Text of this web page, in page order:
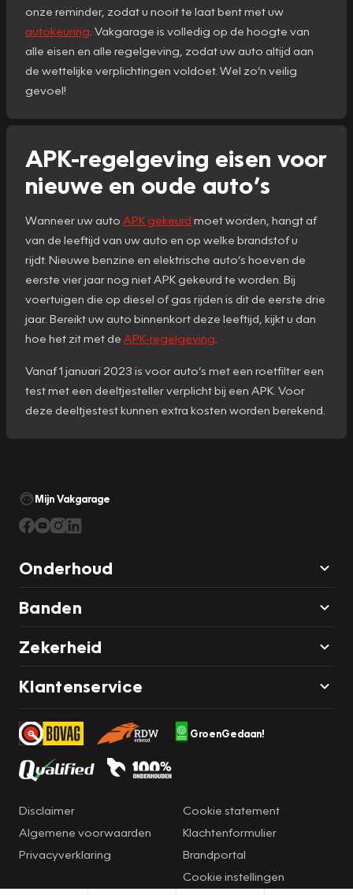
onze reminder, zodat u nooit te laat bent met uw
autokeuring . Vakgarage is volledig op de hoogte van
alle eisen en alle regelgeving, zodat uw auto altijd aan
de wettelijke verplichtingen voldoet. Wel zo’n veilig
gevoel!
APK-regelgeving eisen voor
nieuwe en oude auto’s
Wanneer uw auto APK gekeurd moet worden, hangt af
van de leeftijd van uw auto en op welke brandstof u
rijdt. Nieuwe benzine en elektrische auto’s hoeven de
eerste vier jaar nog niet APK gekeurd te worden. Bij
voertuigen die op diesel of gas rijden is dit de eerste drie
jaar. Bereikt uw auto binnenkort deze leeftijd, kijkt u dan
hoe het zit met de APK-regelgeving
Vanaf 1 januari 2023 is voor auto’s met een roetfilter een
test met een deeltjesteller verplicht bij een APK. Voor
deze deeltjestest kunnen extra kosten worden berekend.
Mijn Vakgarage
Onderhoud
Banden
Zekerheid
Klantenservice
GroenGedaan!
Disclaimer
Algemene voorwaarden
Privacyverklaring
Cookie statement
Klachtenformulier
Brandportal
Cookie instellingen